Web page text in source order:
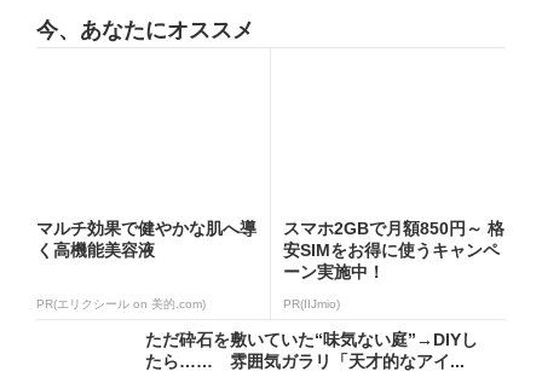
今、あなたにオススメ
マルチ効果で健やかな肌へ導
く高機能美容液
PR(エリクシール on 美的.com)
スマホ2GBで月額850円～ 格
安SIMをお得に使うキャンペ
ーン実施中！
PR(IIJmio)
ただ砕石を敷いていた“味気ない庭”→DIYし
たら…… 雰囲気ガラリ「天才的なアイ...